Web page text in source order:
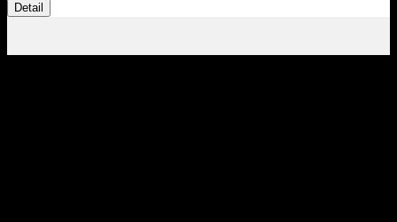
Detail